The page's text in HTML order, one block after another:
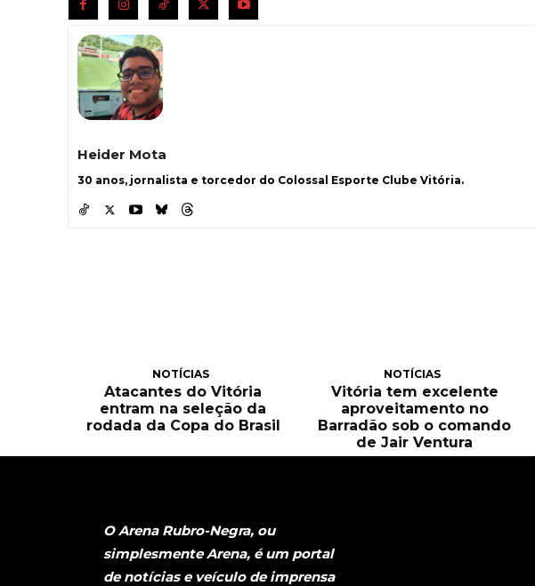
Heider Mota
30 anos, jornalista e torcedor do Colossal Esporte Clube Vitória.
NOTÍCIAS
Atacantes do Vitória
entram na seleção da
rodada da Copa do Brasil
NOTÍCIAS
Vitória tem excelente
aproveitamento no
Barradão sob o comando
de Jair Ventura
O Arena Rubro-Negra, ou
simplesmente Arena, é um portal
de notícias e veículo de imprensa